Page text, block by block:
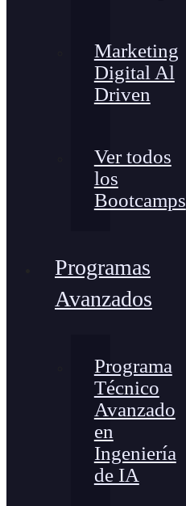
Marketing
Digital Al
Driven
Ver todos
los
Bootcamps
Programas
Avanzados
Programa
Técnico
Avanzado
en
Ingeniería
de IA